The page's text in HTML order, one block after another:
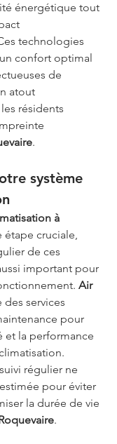
énergétique tout
technologies
confort optimal
de
atout
résidents
.
système
à
étape cruciale,
de ces
important pour
Air
des services
pour
et la performance
régulier ne
pour éviter
la durée de vie
.